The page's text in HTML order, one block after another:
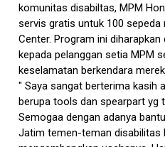
komunitas disabiltas, MPM
servis gratis untuk 100 sepeda
Center. Program ini
kepada pelanggan setia MPM
keselamatan berkendara
" Saya sangat berterima kasih
berupa tools dan spearpart yg
Semogaa dengan adanya
Jatim temen-teman disabilitas